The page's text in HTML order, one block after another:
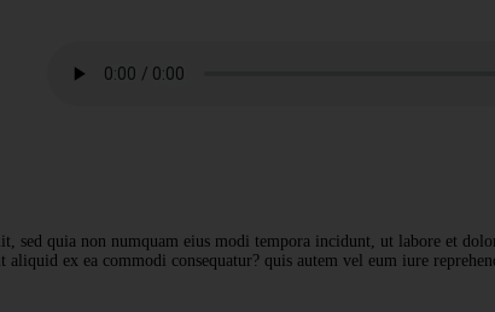
sed quia non numquam eius modi tempora incidunt, ut labore et
ex ea commodi consequatur? quis autem vel eum iure